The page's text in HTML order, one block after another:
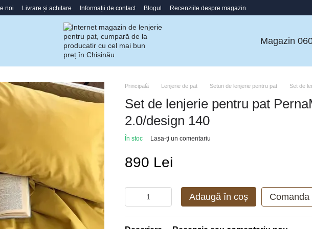
noi Livrare și achitare Informații de contact Blogul Recenziile despre magazin
Magazin
Principală Lenjerie de pat Seturi de lenjerie pentru pat Set de
Set de lenjerie pentru pat
2.0/design 140
În stoc Lasa-ți un comentariu
890 Lei
Adaugă în coș Comanda